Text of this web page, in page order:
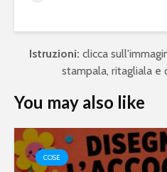
Istruzioni: clicca
stampala, ritagliala e
You may also like
COSE